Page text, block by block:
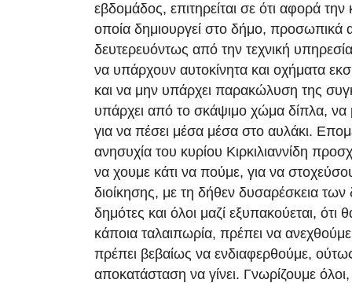
εβδομάδος, επιτηρείται σε ότι αφορά
οποία δημιουργεί στο δήμο, προσωπικά
δευτερευόντως από την τεχνική
να υπάρχουν αυτοκίνητα και οχήματα
και να μην υπάρχει παρακώλυση της
υπάρχει από το σκάψιμο χώμα δίπλα, να
για να πέσει μέσα μέσα στο αυλάκι.
ανησυχία του κυρίου Κιρκιλιαννίδη
να χουμε κάτι να πούμε, για να
διοίκησης, με τη δήθεν δυσαρέσκεια
δημότες και όλοι μαζί εξυπακούεται, ότι
κάποια ταλαιπωρία, πρέπει να
πρέπει βεβαίως να ενδιαφερθούμε,
αποκατάσταση να γίνει. Γνωρίζουμε όλοι,